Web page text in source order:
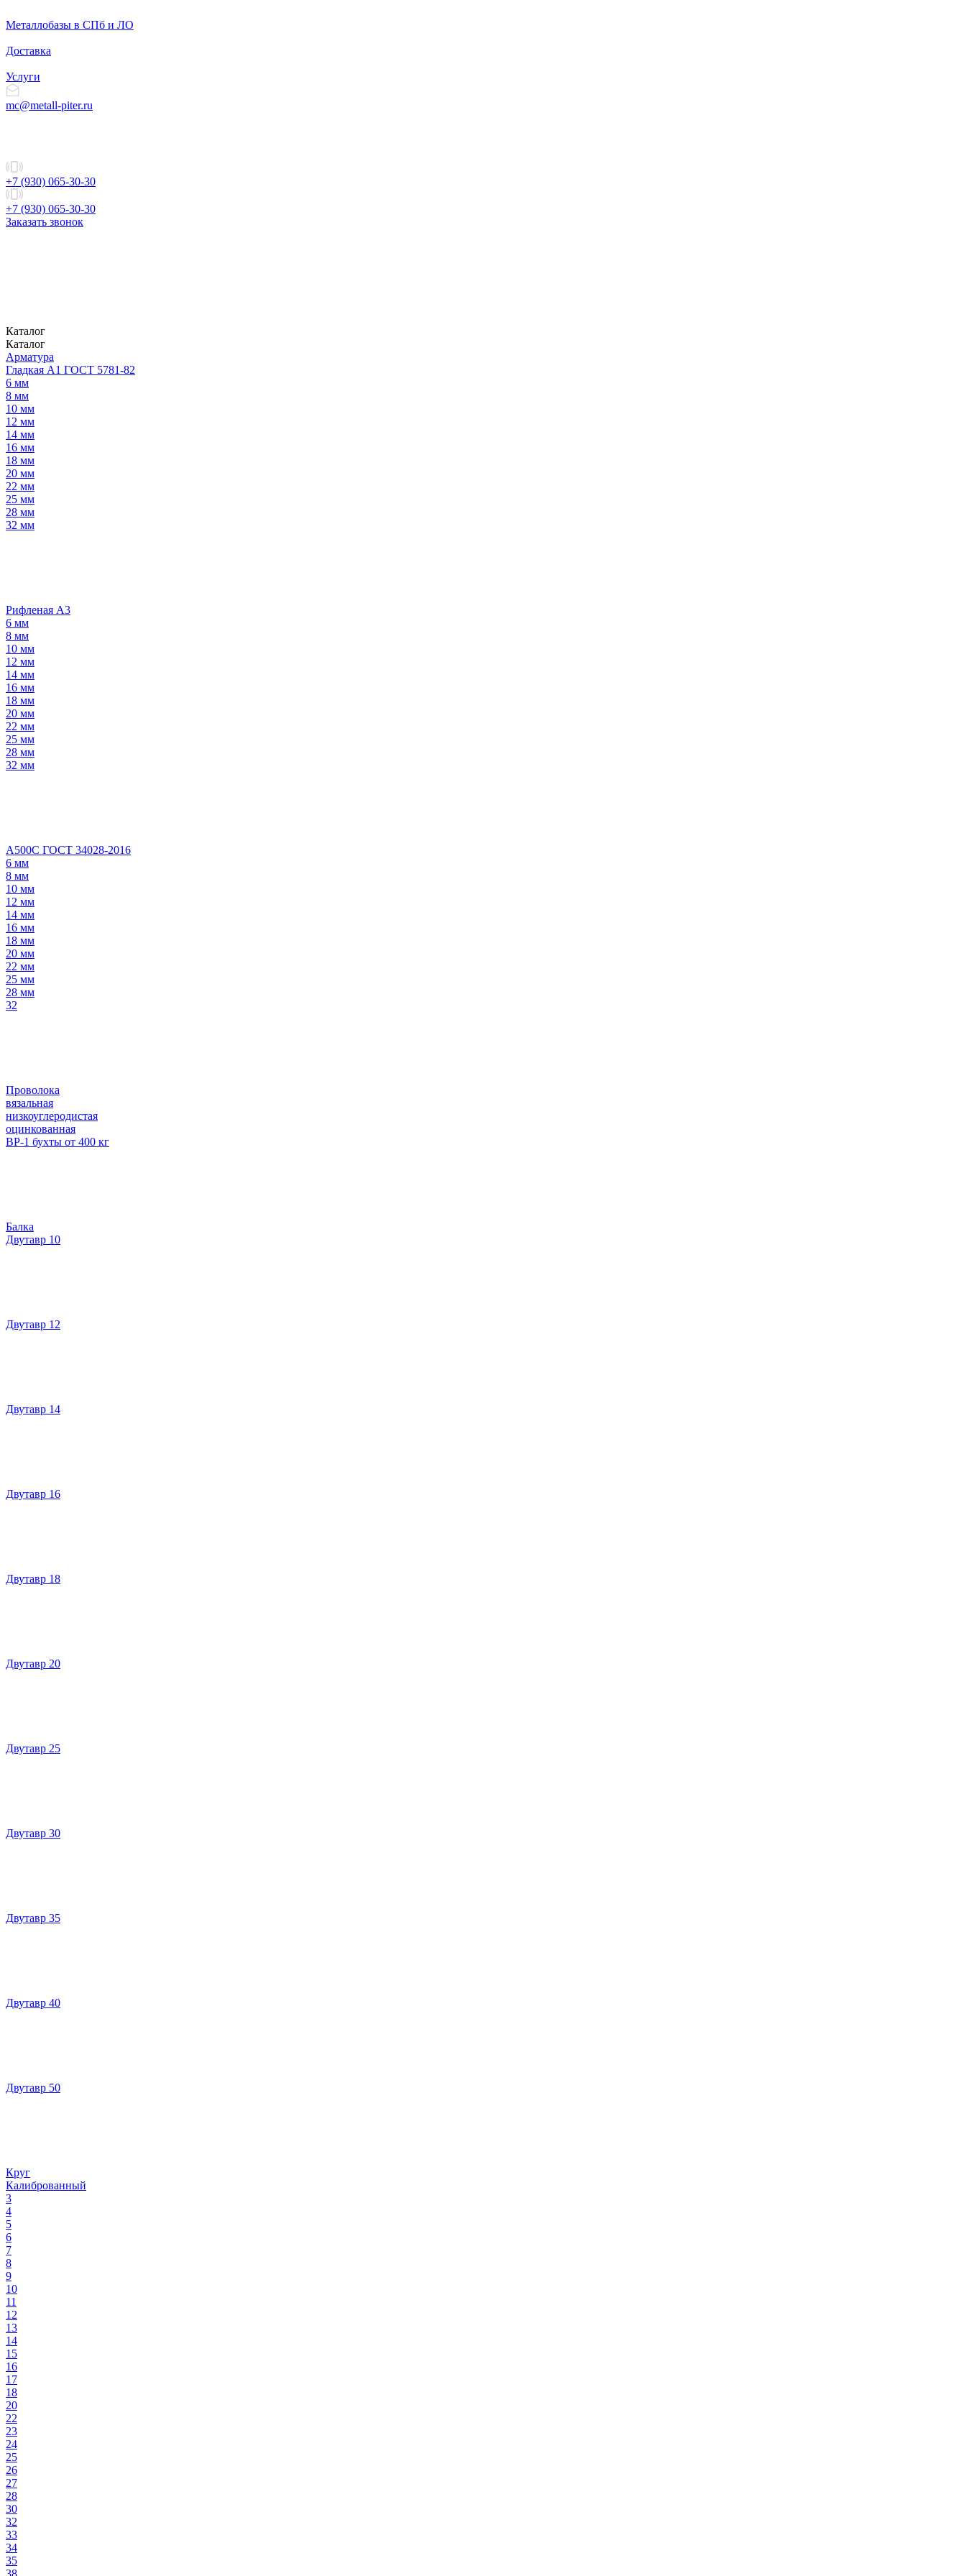
Металлобазы в СПб и ЛО
Доставка
Услуги
mc@metall-piter.ru
+7 (930) 065-30-30
+7 (930) 065-30-30
Заказать звонок
Каталог
Каталог
Арматура
Гладкая А1 ГОСТ 5781-82
6 мм
8 мм
10 мм
12 мм
14 мм
16 мм
18 мм
20 мм
22 мм
25 мм
28 мм
32 мм
Рифленая А3
6 мм
8 мм
10 мм
12 мм
14 мм
16 мм
18 мм
20 мм
22 мм
25 мм
28 мм
32 мм
А500С ГОСТ 34028-2016
6 мм
8 мм
10 мм
12 мм
14 мм
16 мм
18 мм
20 мм
22 мм
25 мм
28 мм
32
Проволока
вязальная
низкоуглеродистая
оцинкованная
ВР-1 бухты от 400 кг
Балка
Двутавр 10
Двутавр 12
Двутавр 14
Двутавр 16
Двутавр 18
Двутавр 20
Двутавр 25
Двутавр 30
Двутавр 35
Двутавр 40
Двутавр 50
Круг
Калиброванный
3
4
5
6
7
8
9
10
11
12
13
14
15
16
17
18
20
22
23
24
25
26
27
28
30
32
33
34
35
38